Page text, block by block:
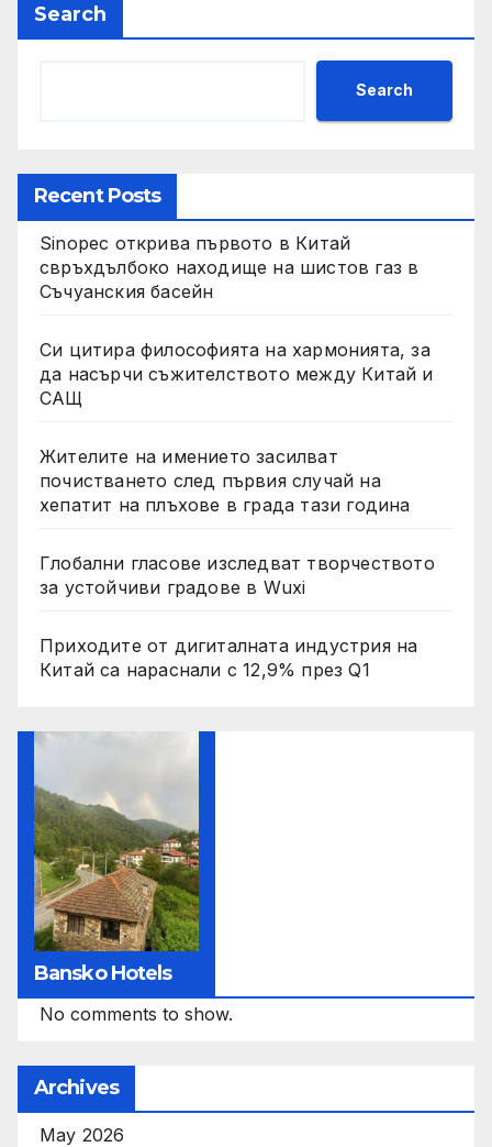
Search
Search
Recent Posts
Sinopec открива първото в Китай
свръхдълбоко находище на шистов газ в
Съчуанския басейн
Си цитира философията на хармонията, за
да насърчи съжителството между Китай и
САЩ
Жителите на имението засилват
почистването след първия случай на
хепатит на плъхове в града тази година
Глобални гласове изследват творчеството
за устойчиви градове в Wuxi
Приходите от дигиталната индустрия на
Китай са нараснали с 12,9% през Q1
Bansko Hotels
No comments to show.
Archives
May 2026